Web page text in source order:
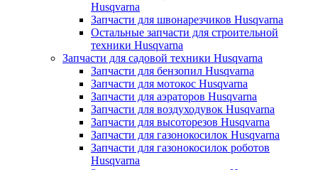
Husqvarna
Запчасти для швонарезчиков Husqvarna
Остальные запчасти для строительной
техники Husqvarna
Запчасти для садовой техники Husqvarna
Запчасти для бензопил Husqvarna
Запчасти для мотокос Husqvarna
Запчасти для аэраторов Husqvarna
Запчасти для воздуходувок Husqvarna
Запчасти для высоторезов Husqvarna
Запчасти для газонокосилок Husqvarna
Запчасти для газонокосилок роботов
Husqvarna